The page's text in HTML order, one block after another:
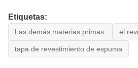
Etiquetas:
Las demás materias primas: el
tapa de revestimiento de espuma